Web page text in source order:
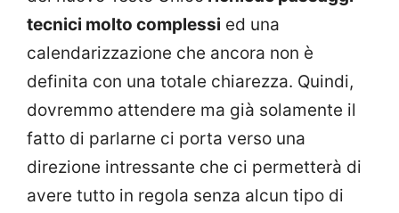
tecnici molto complessi ed una
calendarizzazione che ancora non è
definita con una totale chiarezza. Quindi,
dovremmo attendere ma già solamente il
fatto di parlarne ci porta verso una
direzione intressante che ci permetterà di
avere tutto in regola senza alcun tipo di